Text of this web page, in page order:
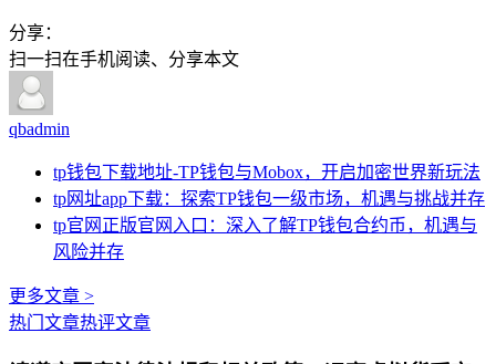
分享：
扫一扫在手机阅读、分享本文
qbadmin
tp钱包下载地址-TP钱包与Mobox，开启加密世界新玩法
tp网址app下载：探索TP钱包一级市场，机遇与挑战并存
tp官网正版官网入口：深入了解TP钱包合约币，机遇与
风险并存
更多文章 >
热门文章热评文章